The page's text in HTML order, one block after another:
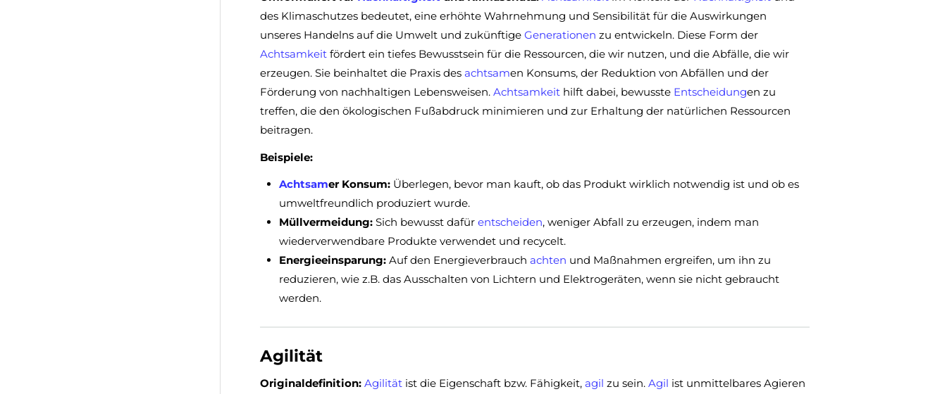
des Klimaschutzes bedeutet, eine erhöhte Wahrnehmung und Sensibilität für die Auswirkungen
unseres Handelns auf die Umwelt und zukünftigeGenerationen zu entwickeln. Diese Form der
Achtsamkeit fördert ein tiefes Bewusstsein für die Ressourcen, die wir nutzen, und die Abfälle, die wir
erzeugen. Sie beinhaltet die Praxis desachtsamen Konsums, der Reduktion von Abfällen und der
Förderung von nachhaltigen Lebensweisen.Achtsamkeit hilft dabei, bewusste Entscheidungen zu
treffen, die den ökologischen Fußabdruck minimieren und zur Erhaltung der natürlichen Ressourcen
beitragen.
Beispiele:
Achtsamer Konsum: Überlegen, bevor man kauft, ob das Produkt wirklich notwendig ist und ob es
umweltfreundlich produziert wurde.
Müllvermeidung: Sich bewusst dafürentscheiden, weniger Abfall zu erzeugen, indem man
wiederverwendbare Produkte verwendet und recycelt.
Energieeinsparung: Auf den Energieverbrauchachten und Maßnahmen ergreifen, um ihn zu
reduzieren, wie z.B. das Ausschalten von Lichtern und Elektrogeräten, wenn sie nicht gebraucht
werden.
Agilität
Originaldefinition: Agilität ist die Eigenschaft bzw. Fähigkeit,agil zu sein.Agil ist unmittelbares Agieren